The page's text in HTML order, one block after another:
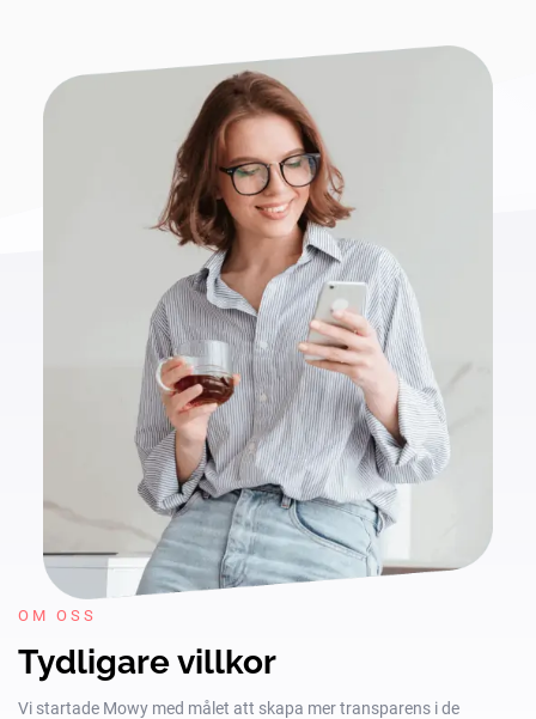
OM OSS
Tydligare villkor
Vi startade Mowy med målet att skapa mer transparens i de